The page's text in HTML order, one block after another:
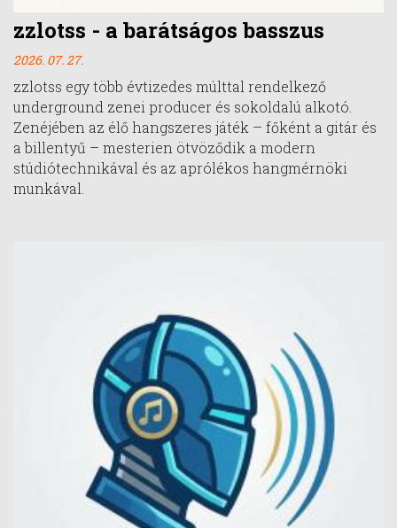
zzlotss - a barátságos basszus
2026. 07. 27.
zzlotss egy több évtizedes múlttal rendelkező
underground zenei producer és sokoldalú alkotó.
Zenéjében az élő hangszeres játék – főként a gitár és
a billentyű – mesterien ötvöződik a modern
stúdiótechnikával és az aprólékos hangmérnöki
munkával.